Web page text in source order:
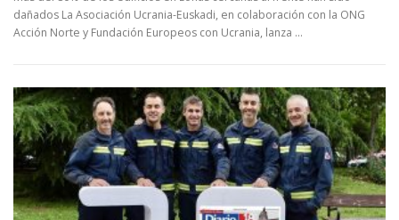
dañados La Asociación Ucrania-Euskadi, en colaboración con la ONG
Acción Norte y Fundación Europeos con Ucrania, lanza …